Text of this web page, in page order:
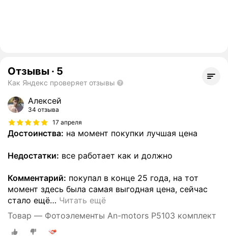
Отзывы · 5
Как Яндекс проверяет отзывы
Алексей
34 отзыва
17 апреля
Достоинства: на момент покупки лучшая цена
Недостатки: все работает как и должно
Комментарий: покупал в конце 25 года, на тот
момент здесь была самая выгодная цена, сейчас
стало ещё… Читать ещё
Товар — Фотоэлементы An-motors P5103 комплект